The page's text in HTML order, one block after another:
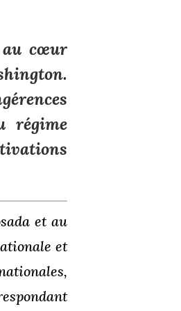
au cœur
régime
et au
et